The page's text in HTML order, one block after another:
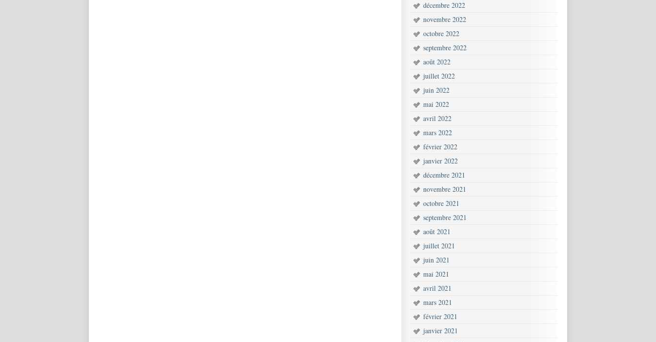
décembre 2022
novembre 2022
octobre 2022
septembre 2022
août 2022
juillet 2022
juin 2022
mai 2022
avril 2022
mars 2022
février 2022
janvier 2022
décembre 2021
novembre 2021
octobre 2021
septembre 2021
août 2021
juillet 2021
juin 2021
mai 2021
avril 2021
mars 2021
février 2021
janvier 2021